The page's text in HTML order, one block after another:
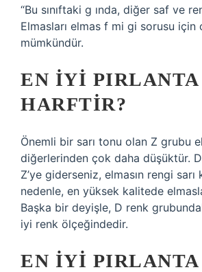
“Bu sınıftaki g ında, diğer saf ve
Elmasları elmas f mi gi sorusu için
mümkündür.
EN IYI
HARFTIR?
Önemli bir sarı tonu olan Z grubu
diğerlerinden çok daha düşüktür.
Z’ye giderseniz, elmasın rengi sarı
nedenle, en yüksek kalitede
Başka bir deyişle, D renk
iyi renk ölçeğindedir.
EN IYI PIRLANTA